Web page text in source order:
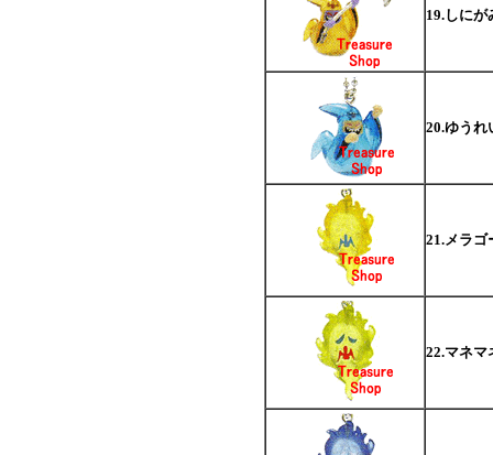
19.しにが
20.ゆうれ
21.メラゴ
22.マネマ